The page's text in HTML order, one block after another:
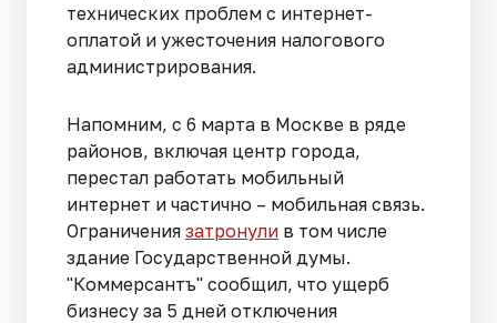
технических проблем с интернет-
оплатой и ужесточения налогового
администрирования.
Напомним, с 6 марта в Москве в ряде
районов, включая центр города,
перестал работать мобильный
интернет и частично – мобильная связь.
Ограничения затронули в том числе
здание Государственной думы.
"Коммерсантъ" сообщил, что ущерб
бизнесу за 5 дней отключения